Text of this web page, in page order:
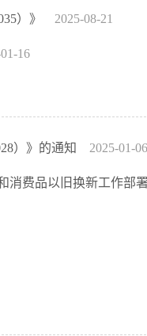
）》 2025-08-21
16
）》的通知 2025-01-06
消费品以旧换新工作部